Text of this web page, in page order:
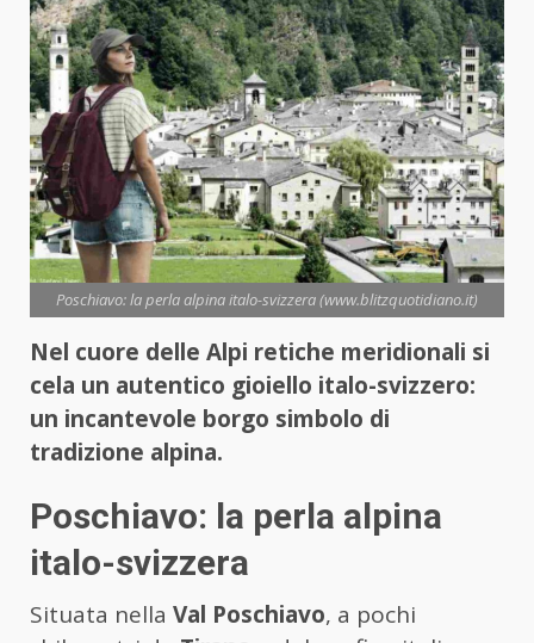
Poschiavo: la perla alpina italo-svizzera (www.blitzquotidiano.it)
Nel cuore delle Alpi retiche meridionali si
cela un autentico gioiello italo-svizzero:
un incantevole borgo simbolo di
tradizione alpina.
Poschiavo: la perla alpina
italo-svizzera
Situata nella Val Poschiavo, a pochi